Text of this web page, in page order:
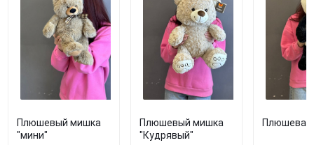
Плюшевый мишка
"мини"
Плюшевый мишка
"Кудрявый"
Плюшевая